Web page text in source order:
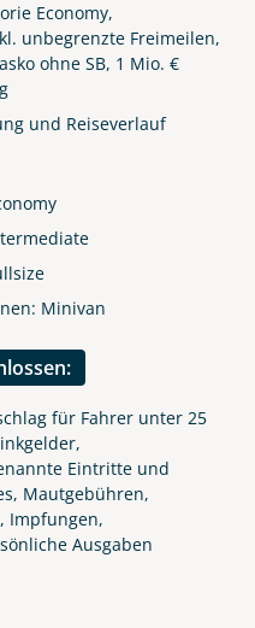
Economy,
unbegrenzte Freimeilen,
ohne SB, 1 Mio. €
und Reiseverlauf
Minivan
für Fahrer unter 25
Eintritte und
Mautgebühren,
Impfungen,
Ausgaben